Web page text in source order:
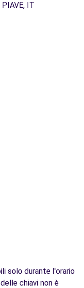
IT
solo durante l'orario
chiavi non è